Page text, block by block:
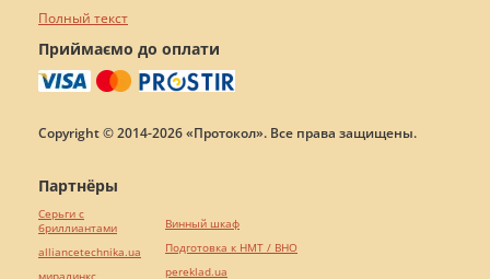
Полный текст
Приймаємо до оплати
Copyright © 2014-2026 «Протокол». Все права защищены.
Партнёры
Серьги с
бриллиантами
alliancetechnika.ua
миралинкс
Винный шкаф
Подготовка к НМТ / ВНО
pereklad.ua